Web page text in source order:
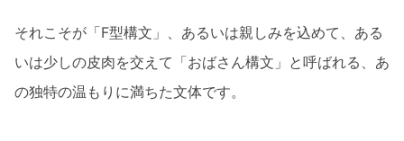
それこそが「F型構文」、あるいは親しみを込めて、ある
いは少しの皮肉を交えて「おばさん構文」と呼ばれる、あ
の独特の温もりに満ちた文体です。